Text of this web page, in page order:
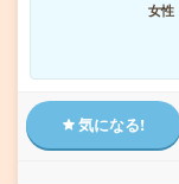
女性
気になる!